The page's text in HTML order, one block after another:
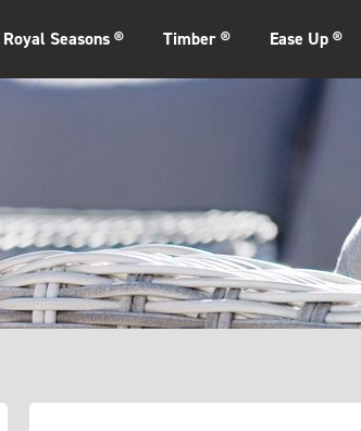
Royal Seasons ® Timber ® Ease Up ®